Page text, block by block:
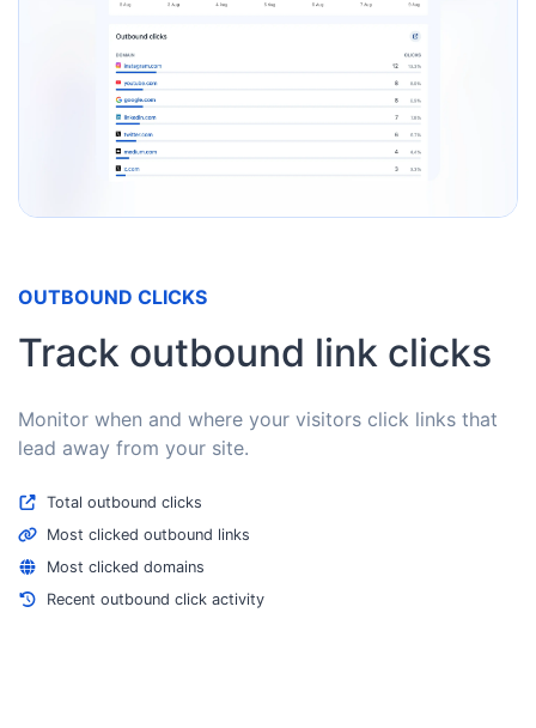
OUTBOUND CLICKS
Track outbound link clicks
Monitor when and where your visitors click links that
lead away from your site.
Total outbound clicks
Most clicked outbound links
Most clicked domains
Recent outbound click activity